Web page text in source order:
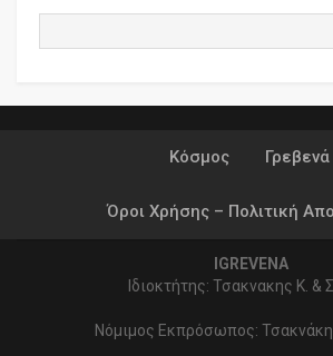
Κόσμος Γρεβενά
Όροι Χρήσης – Πολιτική
IGREVENA
Ιδιοκτήτης: Τσακνακης Κ. &
Νόμιμος Εκπρόσωπος: